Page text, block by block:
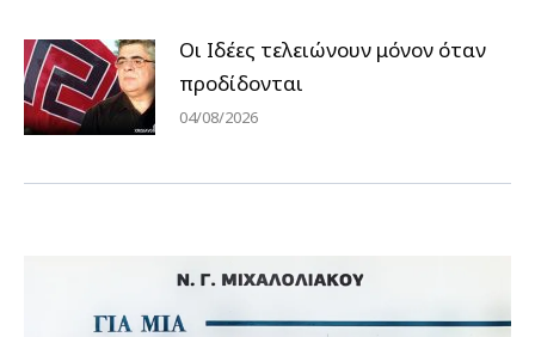
Οι Ιδέες τελειώνουν μόνον όταν
προδίδονται
04/08/2026